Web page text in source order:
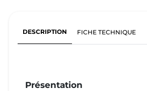
DESCRIPTION FICHE TECHNIQUE
Présentation